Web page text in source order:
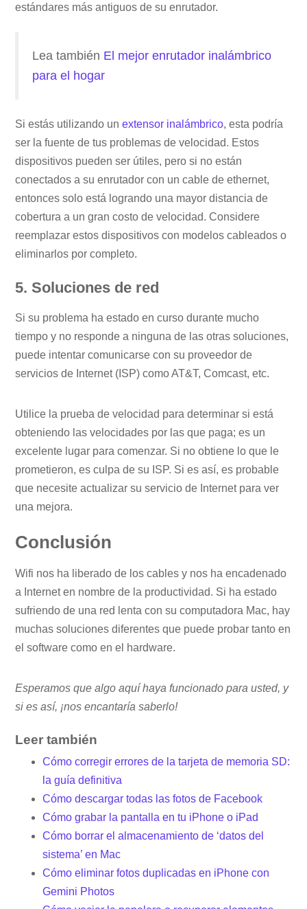
estándares más antiguos de su enrutador.
Lea también El mejor enrutador inalámbrico
para el hogar
Si estás utilizando unextensor inalámbrico, esta podría
ser la fuente de tus problemas de velocidad. Estos
dispositivos pueden ser útiles, pero si no están
conectados a su enrutador con un cable de ethernet,
entonces solo está logrando una mayor distancia de
cobertura a un gran costo de velocidad. Considere
reemplazar estos dispositivos con modelos cableados o
eliminarlos por completo.
5. Soluciones de red
Si su problema ha estado en curso durante mucho
tiempo y no responde a ninguna de las otras soluciones,
puede intentar comunicarse con su proveedor de
servicios de Internet (ISP) como AT&T, Comcast, etc.
Utilice la prueba de velocidad para determinar si está
obteniendo las velocidades por las que paga; es un
excelente lugar para comenzar. Si no obtiene lo que le
prometieron, es culpa de su ISP. Si es así, es probable
que necesite actualizar su servicio de Internet para ver
una mejora.
Conclusión
Wifi nos ha liberado de los cables y nos ha encadenado
a Internet en nombre de la productividad. Si ha estado
sufriendo de una red lenta con su computadora Mac, hay
muchas soluciones diferentes que puede probar tanto en
el software como en el hardware.
Esperamos que algo aquí haya funcionado para usted, y
si es así, ¡nos encantaría saberlo!
Leer también
Cómo corregir errores de la tarjeta de memoria SD:
la guía definitiva
Cómo descargar todas las fotos de Facebook
Cómo grabar la pantalla en tu iPhone o iPad
Cómo borrar el almacenamiento de ‘datos del
sistema’ en Mac
Cómo eliminar fotos duplicadas en iPhone con
Gemini Photos